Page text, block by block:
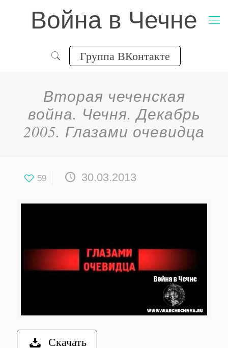
Война в Чечне
Группа ВКонтакте
Вторая чеченская
война. Чечня. Декабрь
2005. Глазами очевидца
59 30.03.2013
Скачать